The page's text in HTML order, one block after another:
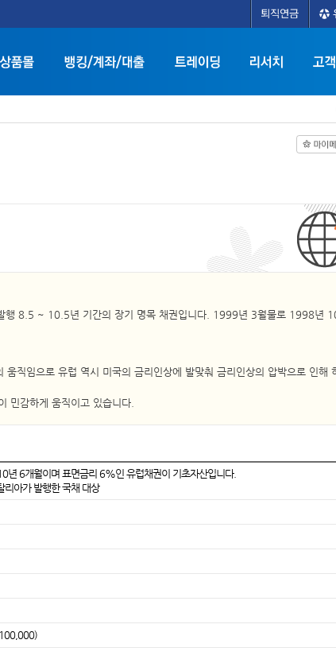
행 8.5 ~ 10.5년 기간의 장기 명목 채권입니다. 1999년 3월물로 1998년
직임으로 유럽 역시 미국의 금리인상에 발맞춰 금리인상의 압박으로 인해
민감하게 움직이고 있습니다.
년 6개월이며 표면금리 6%인 유럽채권이 기초자산입니다.
리아가 발행한 국채 대상